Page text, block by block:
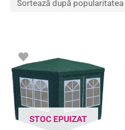
STOC EPUIZAT
inițial
fost:
340.00 lei.
este:
236.00 lei.